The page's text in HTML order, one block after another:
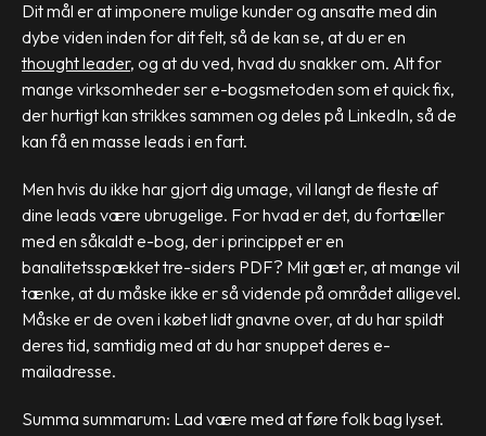
Dit mål er at imponere mulige kunder og ansatte med din
dybe viden inden for dit felt, så de kan se, at du er en
thought leader, og at du ved, hvad du snakker om. Alt for
mange virksomheder ser e-bogsmetoden som et quick fix,
der hurtigt kan strikkes sammen og deles på LinkedIn, så de
kan få en masse leads i en fart.
Men hvis du ikke har gjort dig umage, vil langt de fleste af
dine leads være ubrugelige. For hvad er det, du fortæller
med en såkaldt e-bog, der i princippet er en
banalitetsspækket tre-siders PDF? Mit gæt er, at mange vil
tænke, at du måske ikke er så vidende på området alligevel.
Måske er de oven i købet lidt gnavne over, at du har spildt
deres tid, samtidig med at du har snuppet deres e-
mailadresse.
Summa summarum: Lad være med at føre folk bag lyset.